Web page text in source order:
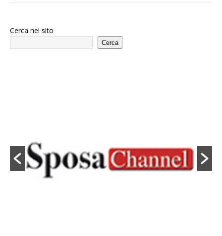
Cerca nel sito
Cerca